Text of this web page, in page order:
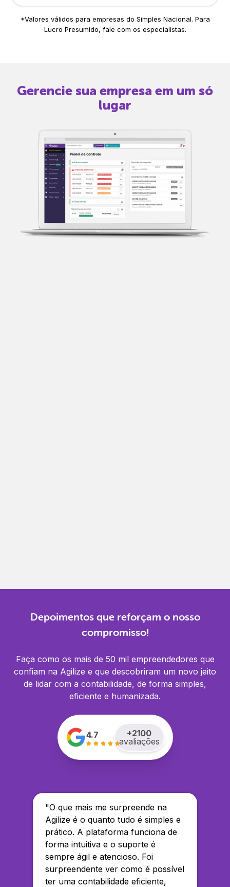
*Valores válidos para empresas do Simples Nacional. Para
Lucro Presumido, fale com os especialistas.
Gerencie sua empresa em um só
lugar
Depoimentos que reforçam o nosso
compromisso!
Faça como os mais de 50 mil empreendedores que
confiam na Agilize e que descobriram um novo jeito
de lidar com a contabilidade, de forma simples,
eficiente e humanizada.
4.7 +2100
avaliações
"O que mais me surpreende na
Agilize é o quanto tudo é simples e
prático. A plataforma funciona de
forma intuitiva e o suporte é
sempre ágil e atencioso. Foi
surpreendente ver como é possível
ter uma contabilidade eficiente,